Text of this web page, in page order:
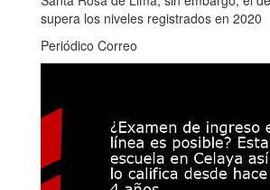
supera los niveles registrados en 2020
Periódico Correo